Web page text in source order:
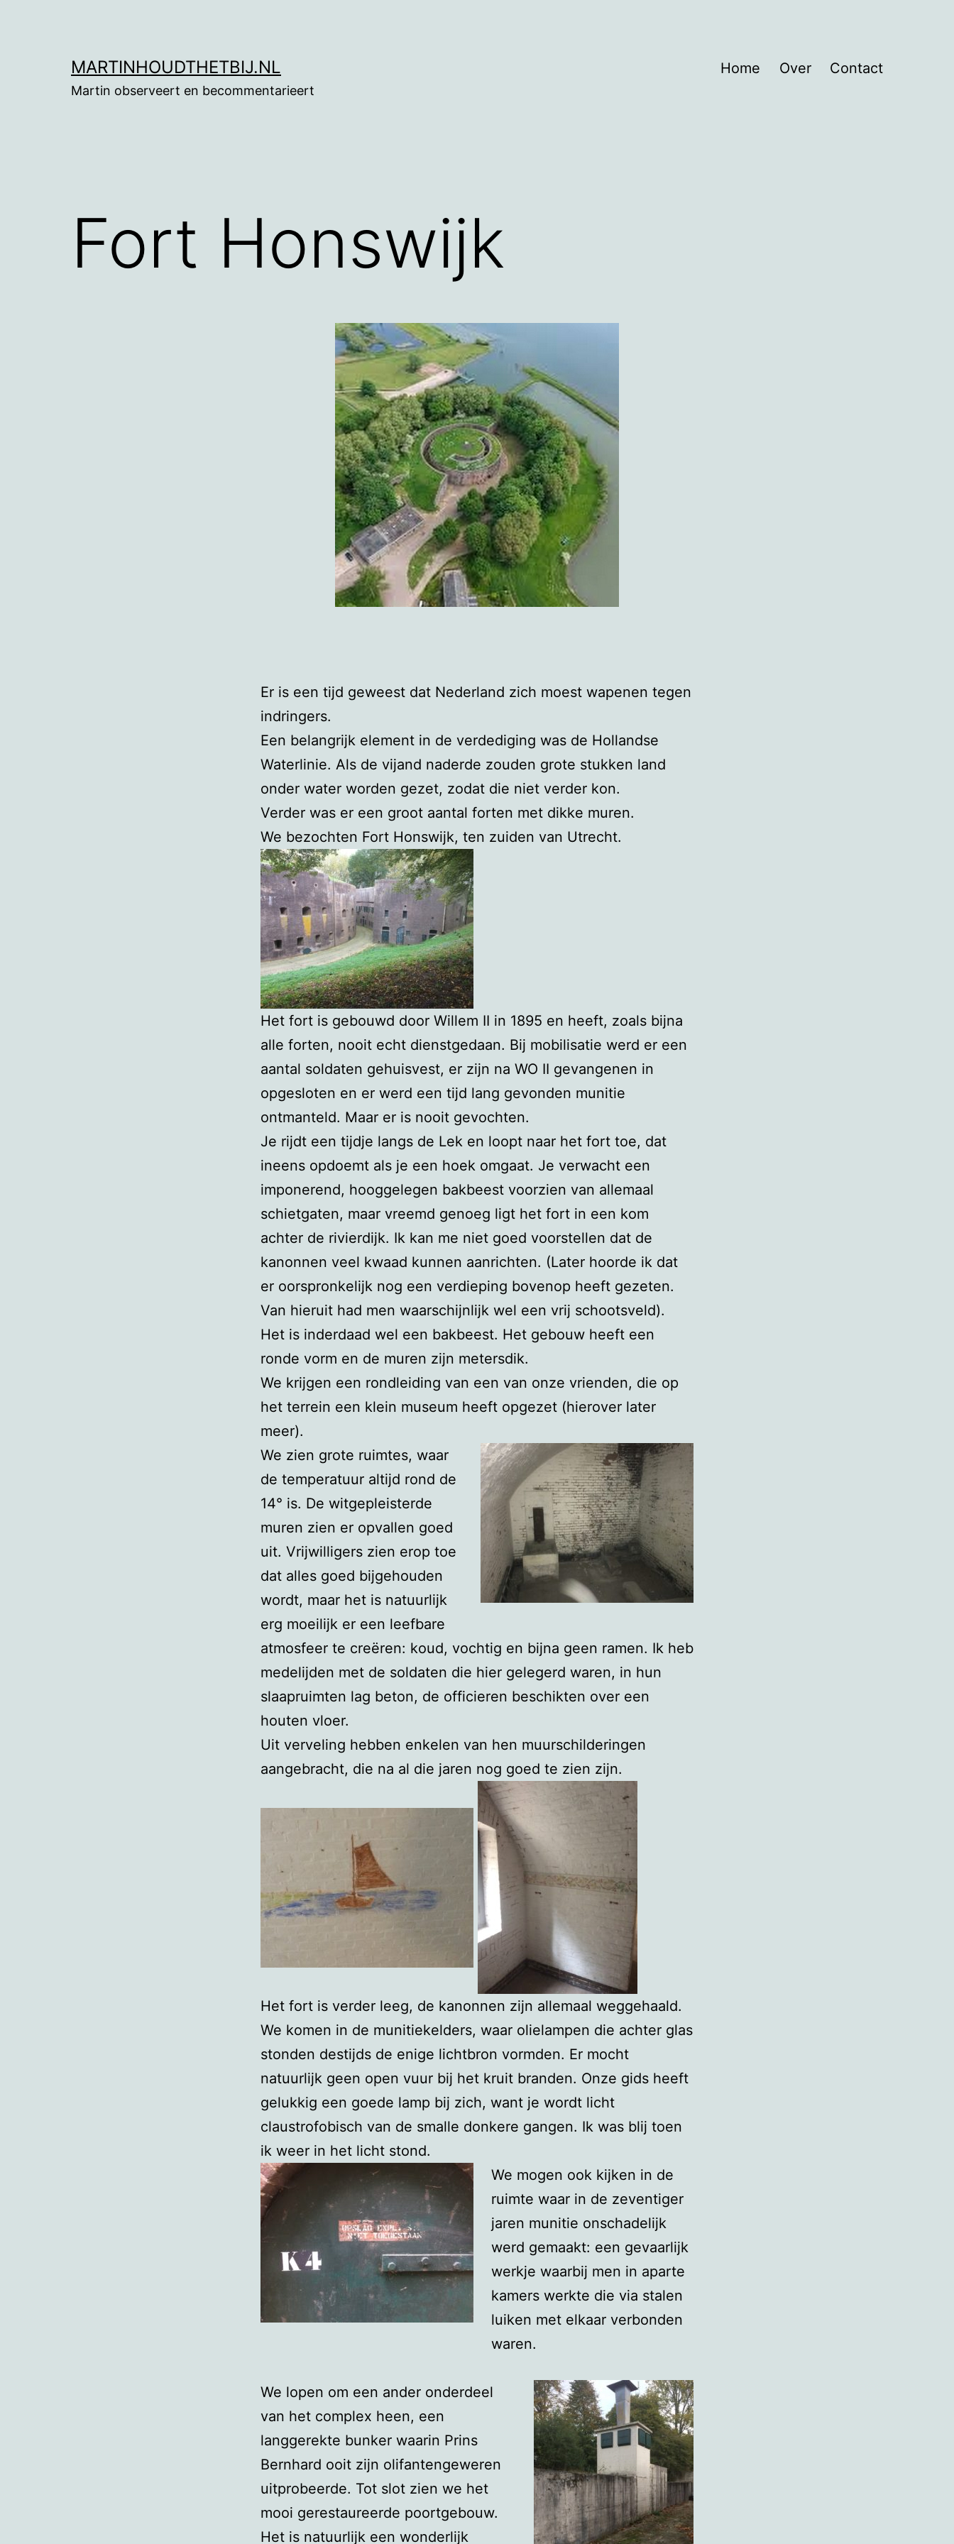
MARTINHOUDTHETBIJ.NL
Martin observeert en becommentarieert
Home Over Contact
Fort Honswijk
Er is een tijd geweest dat Nederland zich moest wapenen tegen
indringers.
Een belangrijk element in de verdediging was de Hollandse
Waterlinie. Als de vijand naderde zouden grote stukken land
onder water worden gezet, zodat die niet verder kon.
Verder was er een groot aantal forten met dikke muren.
We bezochten Fort Honswijk, ten zuiden van Utrecht.
Het fort is gebouwd door Willem II in 1895 en heeft, zoals bijna
alle forten, nooit echt dienstgedaan. Bij mobilisatie werd er een
aantal soldaten gehuisvest, er zijn na WO II gevangenen in
opgesloten en er werd een tijd lang gevonden munitie
ontmanteld. Maar er is nooit gevochten.
Je rijdt een tijdje langs de Lek en loopt naar het fort toe, dat
ineens opdoemt als je een hoek omgaat. Je verwacht een
imponerend, hooggelegen bakbeest voorzien van allemaal
schietgaten, maar vreemd genoeg ligt het fort in een kom
achter de rivierdijk. Ik kan me niet goed voorstellen dat de
kanonnen veel kwaad kunnen aanrichten. (Later hoorde ik dat
er oorspronkelijk nog een verdieping bovenop heeft gezeten.
Van hieruit had men waarschijnlijk wel een vrij schootsveld).
Het is inderdaad wel een bakbeest. Het gebouw heeft een
ronde vorm en de muren zijn metersdik.
We krijgen een rondleiding van een van onze vrienden, die op
het terrein een klein museum heeft opgezet (hierover later
meer).
We zien grote ruimtes, waar
de temperatuur altijd rond de
14° is. De witgepleisterde
muren zien er opvallen goed
uit. Vrijwilligers zien erop toe
dat alles goed bijgehouden
wordt, maar het is natuurlijk
erg moeilijk er een leefbare
atmosfeer te creëren: koud, vochtig en bijna geen ramen. Ik heb
medelijden met de soldaten die hier gelegerd waren, in hun
slaapruimten lag beton, de officieren beschikten over een
houten vloer.
Uit verveling hebben enkelen van hen muurschilderingen
aangebracht, die na al die jaren nog goed te zien zijn.
Het fort is verder leeg, de kanonnen zijn allemaal weggehaald.
We komen in de munitiekelders, waar olielampen die achter glas
stonden destijds de enige lichtbron vormden. Er mocht
natuurlijk geen open vuur bij het kruit branden. Onze gids heeft
gelukkig een goede lamp bij zich, want je wordt licht
claustrofobisch van de smalle donkere gangen. Ik was blij toen
ik weer in het licht stond.
We mogen ook kijken in de
ruimte waar in de zeventiger
jaren munitie onschadelijk
werd gemaakt: een gevaarlijk
werkje waarbij men in aparte
kamers werkte die via stalen
luiken met elkaar verbonden
waren.
We lopen om een ander onderdeel
van het complex heen, een
langgerekte bunker waarin Prins
Bernhard ooit zijn olifantengeweren
uitprobeerde. Tot slot zien we het
mooi gerestaureerde poortgebouw.
Het is natuurlijk een wonderlijk